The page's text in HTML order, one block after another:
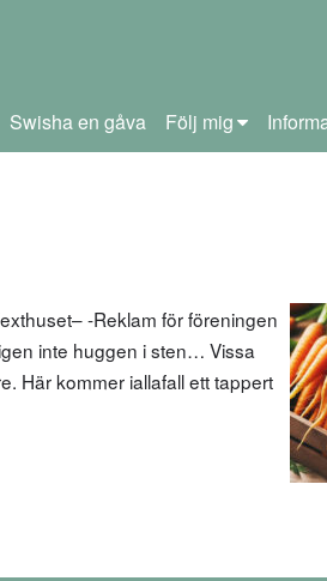
Swisha en gåva Följ mig
-Reklam för föreningen
inte huggen i sten… Vissa
Här kommer iallafall ett tappert